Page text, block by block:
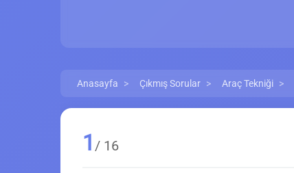
Anasayfa Çıkmış Sorular Araç Tekniği
1 / 16